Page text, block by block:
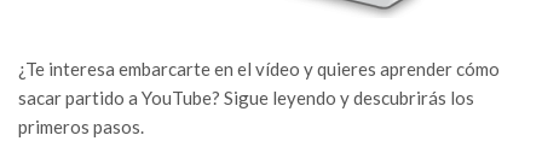
¿Te interesa embarcarte en el vídeo y quieres aprender cómo
sacar partido a YouTube? Sigue leyendo y descubrirás los
primeros pasos.